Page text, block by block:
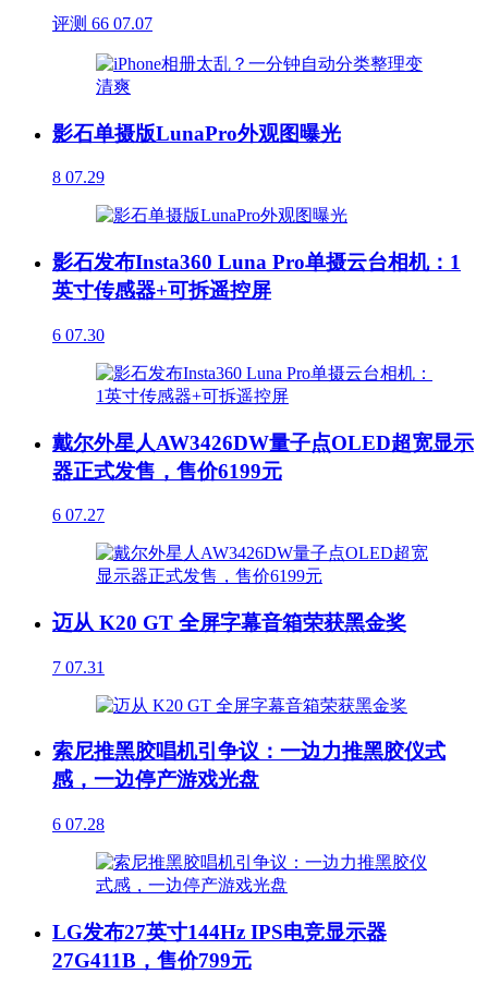
评测 66 07.07
影石单摄版LunaPro外观图曝光
8 07.29
影石发布Insta360 Luna Pro单摄云台相机：1
英寸传感器+可拆遥控屏
6 07.30
戴尔外星人AW3426DW量子点OLED超宽显示
器正式发售，售价6199元
6 07.27
迈从 K20 GT 全屏字幕音箱荣获黑金奖
7 07.31
索尼推黑胶唱机引争议：一边力推黑胶仪式
感，一边停产游戏光盘
6 07.28
LG发布27英寸144Hz IPS电竞显示器
27G411B，售价799元